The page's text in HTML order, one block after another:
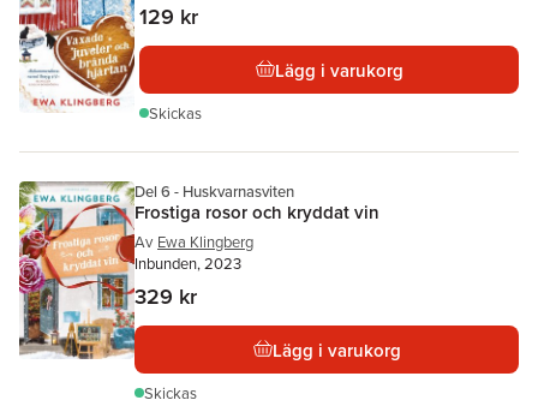
129 kr
Lägg i varukorg
Skickas
Del 6 - Huskvarnasviten
Frostiga rosor och kryddat vin
Av Ewa Klingberg
Inbunden, 2023
329 kr
Lägg i varukorg
Skickas